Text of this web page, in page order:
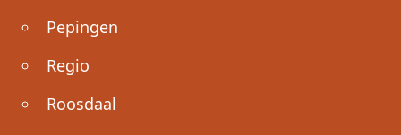
Pepingen
Regio
Roosdaal